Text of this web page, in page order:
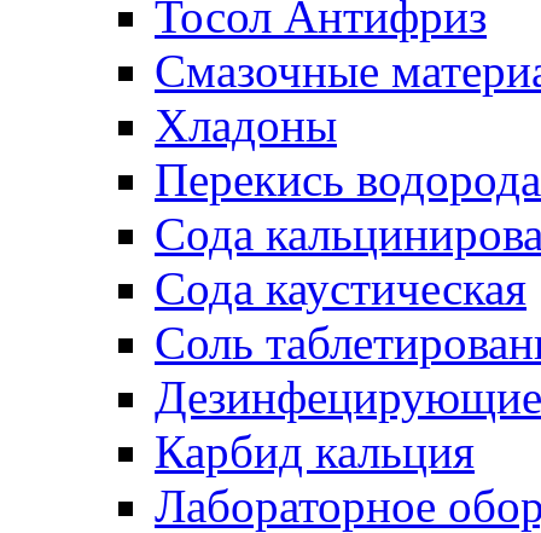
Тосол Антифриз
Смазочные
Хладоны
Перекись водорода
Сода
Сода каустическая
Соль
Дезинфецирующие
Карбид кальция
Лабораторное